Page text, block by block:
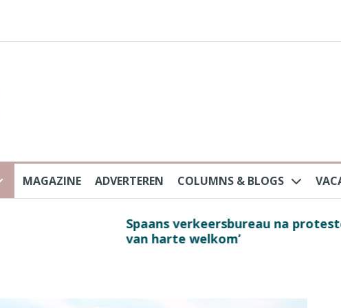
MAGAZINE ADVERTEREN COLUMNS & BLOGS
na protesten massatoerisme: ‘Nederlandse